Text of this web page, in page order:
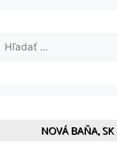
Hľadať:
NOVÁ BAŇA, SK